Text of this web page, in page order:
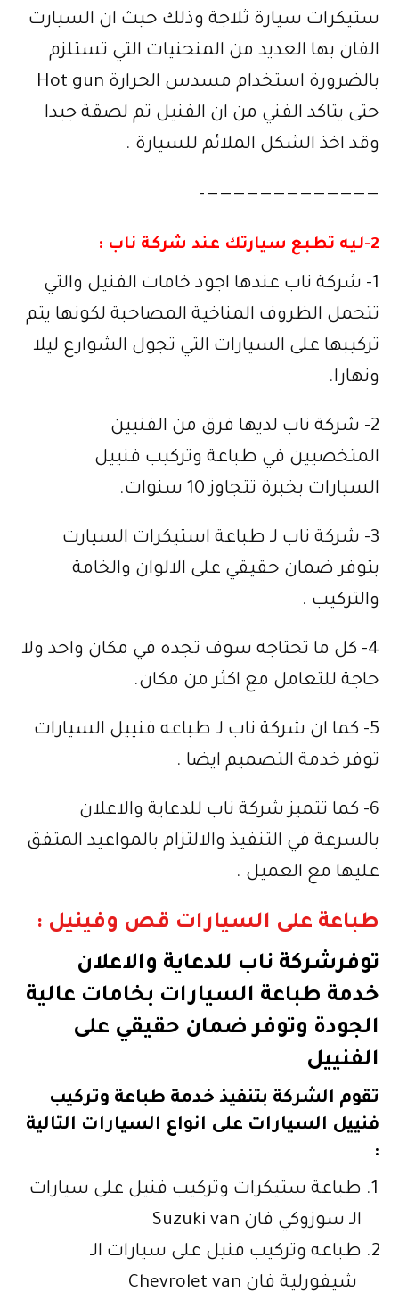
ستيكرات سيارة ثلاجة وذلك حيث ان السيارت
الفان بها العديد من المنحنيات التي تستلزم
بالضرورة استخدام مسدس الحرارة Hot gun
حتى يتاكد الفني من ان الفنيل تم لصقة جيدا
وقد اخذ الشكل الملائم للسيارة .
—————————————–
2-ليه تطبع سيارتك عند شركة ناب :
1- شركة ناب عندها اجود خامات الفنيل والتي
تتحمل الظروف المناخية المصاحبة لكونها يتم
تركيبها على السيارات التي تجول الشوارع ليلا
ونهارا.
2- شركة ناب لديها فرق من الفنيين
المتخصيين في طباعة وتركيب فنييل
السيارات بخبرة تتجاوز 10 سنوات.
3- شركة ناب لـ طباعة استيكرات السيارت
بتوفر ضمان حقيقي على الالوان والخامة
والتركيب .
4- كل ما تحتاجه سوف تجده في مكان واحد ولا
حاجة للتعامل مع اكثر من مكان.
5- كما ان شركة ناب لـ طباعه فنييل السيارات
توفر خدمة التصميم ايضا .
6- كما تتميز شركة ناب للدعاية والاعلان
بالسرعة في التنفيذ والالتزام بالمواعيد المتفق
عليها مع العميل .
طباعة على السيارات قص وفينيل :
توفرشركة ناب للدعاية والاعلان
خدمة طباعة السيارات بخامات عالية
الجودة وتوفر ضمان حقيقي على
الفنييل
تقوم الشركة بتنفيذ خدمة طباعة وتركيب
فنييل السيارات على انواع السيارات التالية
:
طباعة ستيكرات وتركيب فنيل على سيارات
الـ سوزوكي فان Suzuki van
طباعه وتركيب فنيل على سيارات الـ
شيفورلية فان Chevrolet van